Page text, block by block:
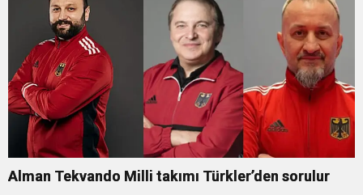
Alman Tekvando Milli takımı Türkler’den sorulur